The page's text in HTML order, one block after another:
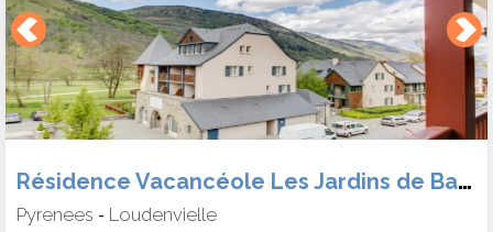
Résidence Vacancéole Les Jardins de Balnéa
Pyrenees - Loudenvielle